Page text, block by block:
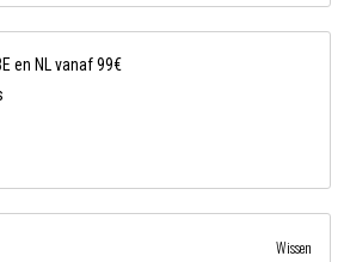
en NL vanaf 99€
Wissen